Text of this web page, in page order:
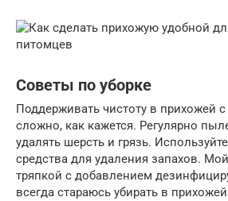
Советы по уборке
Поддерживать чистоту в прихожей
сложно, как кажется. Регулярно
удалять шерсть и грязь.
средства для удаления запахов.
тряпкой с добавлением
всегда стараюсь убирать в